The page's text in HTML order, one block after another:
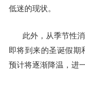
低迷的现状。
此外，从季节性消
即将到来的圣诞假期
预计将逐渐降温，进